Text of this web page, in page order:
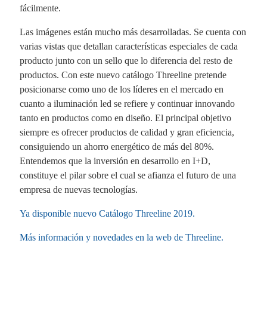
fácilmente.
Las imágenes están mucho más desarrolladas. Se cuenta con
varias vistas que detallan características especiales de cada
producto junto con un sello que lo diferencia del resto de
productos. Con este nuevo catálogo Threeline pretende
posicionarse como uno de los líderes en el mercado en
cuanto a iluminación led se refiere y continuar innovando
tanto en productos como en diseño. El principal objetivo
siempre es ofrecer productos de calidad y gran eficiencia,
consiguiendo un ahorro energético de más del 80%.
Entendemos que la inversión en desarrollo en I+D,
constituye el pilar sobre el cual se afianza el futuro de una
empresa de nuevas tecnologías.
Ya disponible nuevo Catálogo Threeline 2019.
Más información y novedades en la web de Threeline.